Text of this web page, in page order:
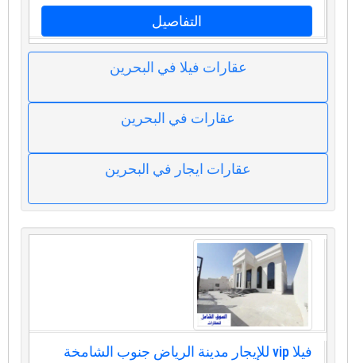
التفاصيل
عقارات فيلا في البحرين
عقارات في البحرين
عقارات ايجار في البحرين
فيلا vip للإيجار مدينة الرياض جنوب الشامخة